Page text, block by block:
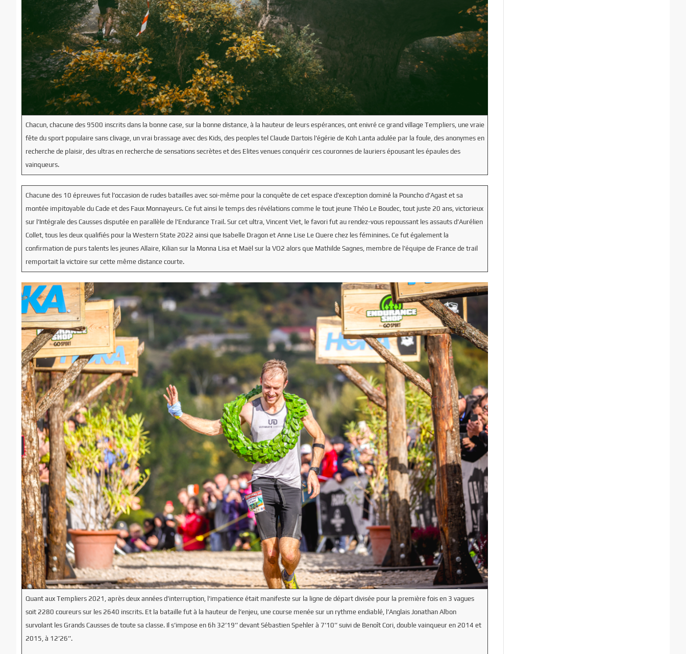
Chacun, chacune des 9500 inscrits dans la bonne case, sur la bonne distance, à la hauteur de leurs espérances, ont enivré ce grand village Templiers, une vraie
fête du sport populaire sans clivage, un vrai brassage avec des Kids, des peoples tel Claude Dartois l’égérie de Koh Lanta adulée par la foule, des anonymes en
recherche de plaisir, des ultras en recherche de sensations secrètes et des Elites venues conquérir ces couronnes de lauriers épousant les épaules des
vainqueurs.
Chacune des 10 épreuves fut l’occasion de rudes batailles avec soi-même pour la conquête de cet espace d’exception dominé la Pouncho d’Agast et sa
montée impitoyable du Cade et des Faux Monnayeurs. Ce fut ainsi le temps des révélations comme le tout jeune Théo Le Boudec, tout juste 20 ans, victorieux
sur l’Intégrale des Causses disputée en parallèle de l’Endurance Trail. Sur cet ultra, Vincent Viet, le favori fut au rendez-vous repoussant les assauts d’Aurélien
Collet, tous les deux qualifiés pour la Western State 2022 ainsi que Isabelle Dragon et Anne Lise Le Quere chez les féminines. Ce fut également la
confirmation de purs talents les jeunes Allaire, Kilian sur la Monna Lisa et Maël sur la VO2 alors que Mathilde Sagnes, membre de l’équipe de France de trail
remportait la victoire sur cette même distance courte.
Quant aux Templiers 2021, après deux années d’interruption, l’impatience était manifeste sur la ligne de départ divisée pour la première fois en 3 vagues
soit 2280 coureurs sur les 2640 inscrits. Et la bataille fut à la hauteur de l’enjeu, une course menée sur un rythme endiablé, l’Anglais Jonathan Albon
survolant les Grands Causses de toute sa classe. Il s’impose en 6h 32’19’’ devant Sébastien Spehler à 7’10’’ suivi de Benoît Cori, double vainqueur en 2014 et
2015, à 12’26’’.